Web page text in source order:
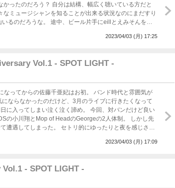
のが良いね。 しかも小学生の低学年で聴いていたのだ
だろうな。 そして今、花が開き始めてきた経過を見られ
14Acid Dreams/MAX & Felly 15Stand Still/ The Walls G
ったのだろう？ 自分は結構、幅広く聴いている方だと
ミュージシャンを知ることが出来る状況なのにまだすり
片手にeillとえみそんを呼
2023/04/03 (月) 17:25
Vol.1 - SPOT LIGHT -
藤千亜妃はお初。 バンド時代と雰囲気が
ならなかったのだけど、3月のライブに行きたくなって
く泣く諦め。 今回、対バンだけど良い
の小川翔とMop of HeadのGeorgeの2人体制。 しかし先
的にゆったりと夜を感じさせ
みながら観ていたのは微笑ましかったな。 新曲の花曇の
2023/04/03 (月) 17:09
- SPOT LIGHT -